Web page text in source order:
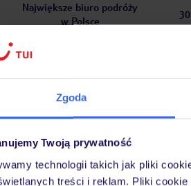
Zgoda
Twoją prywatność
technologii takich jak pliki
treści i reklam. Pliki
Największe biuro podróży
w Polsce
Basen dla dzieci Łóżeczko dziecięce: